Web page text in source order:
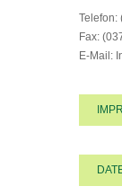
Telefon:
Fax:
E-Mail: